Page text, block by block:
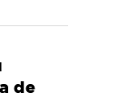
de